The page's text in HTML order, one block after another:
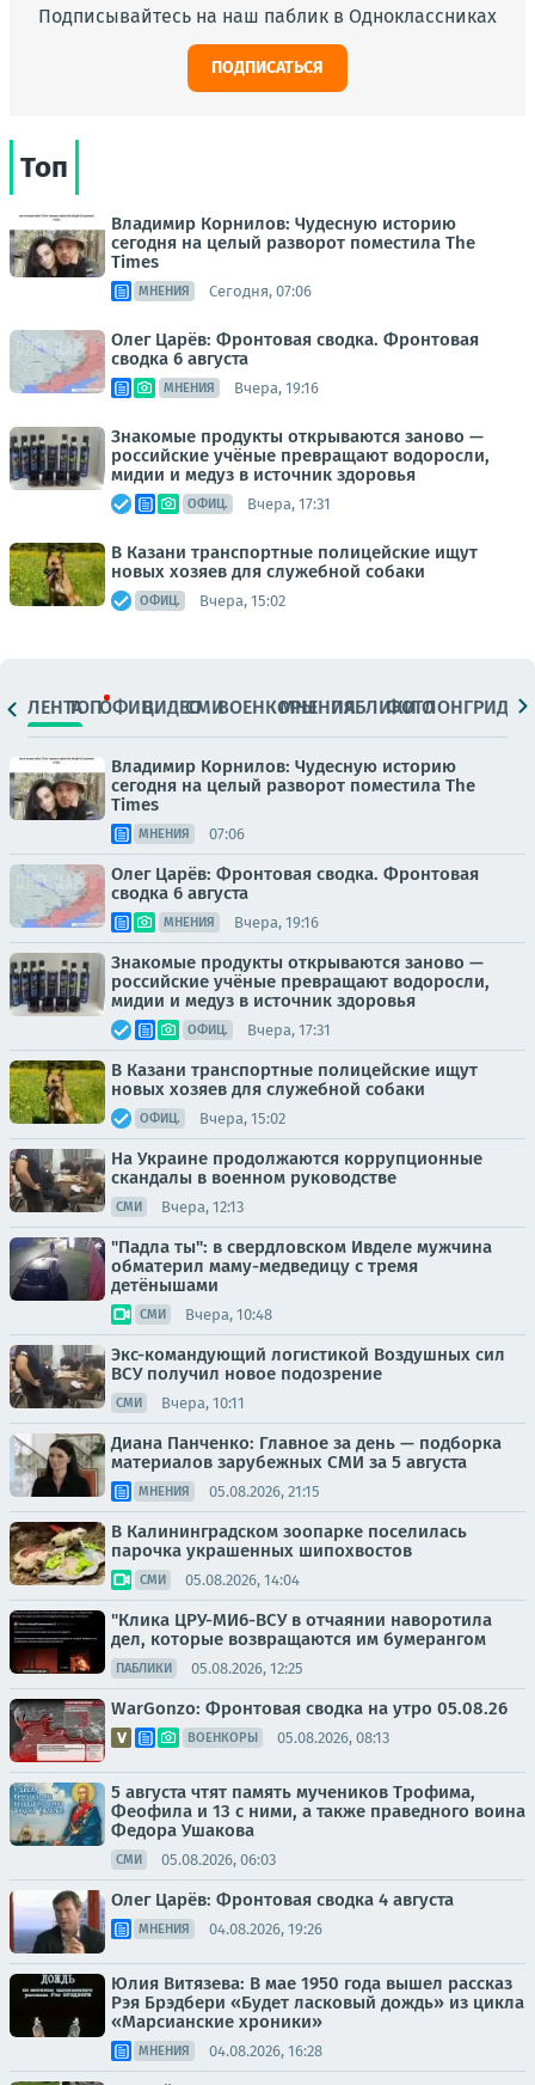
Подписывайтесь на наш паблик в Одноклассниках
ПОДПИСАТЬСЯ
Топ
Владимир Корнилов: Чудесную историю
сегодня на целый разворот поместила The
Times
МНЕНИЯ Сегодня, 07:06
Олег Царёв: Фронтовая сводка. Фронтовая
сводка 6 августа
МНЕНИЯ Вчера, 19:16
Знакомые продукты открываются заново —
российские учёные превращают водоросли,
мидии и медуз в источник здоровья
ОФИЦ. Вчера, 17:31
В Казани транспортные полицейские ищут
новых хозяев для служебной собаки
ОФИЦ. Вчера, 15:02
ЛЕНТАТОПОФИЦ.ВИДЕОСМИВОЕНКОРЫМНЕНИЯПАБЛИКИ
ФОТОЛОНГРИДЫ
Владимир Корнилов: Чудесную историю
сегодня на целый разворот поместила The
Times
МНЕНИЯ 07:06
Олег Царёв: Фронтовая сводка. Фронтовая
сводка 6 августа
МНЕНИЯ Вчера, 19:16
Знакомые продукты открываются заново —
российские учёные превращают водоросли,
мидии и медуз в источник здоровья
ОФИЦ. Вчера, 17:31
В Казани транспортные полицейские ищут
новых хозяев для служебной собаки
ОФИЦ. Вчера, 15:02
На Украине продолжаются коррупционные
скандалы в военном руководстве
СМИ Вчера, 12:13
"Падла ты": в свердловском Ивделе мужчина
обматерил маму-медведицу с тремя
детёнышами
СМИ Вчера, 10:48
Экс-командующий логистикой Воздушных сил
ВСУ получил новое подозрение
СМИ Вчера, 10:11
Диана Панченко: Главное за день — подборка
материалов зарубежных СМИ за 5 августа
МНЕНИЯ 05.08.2026, 21:15
В Калининградском зоопарке поселилась
парочка украшенных шипохвостов
СМИ 05.08.2026, 14:04
"Клика ЦРУ-МИ6-ВСУ в отчаянии наворотила
дел, которые возвращаются им бумерангом
ПАБЛИКИ 05.08.2026, 12:25
WarGonzo: Фронтовая сводка на утро 05.08.26
ВОЕНКОРЫ 05.08.2026, 08:13
5 августа чтят память мучеников Трофима,
Феофила и 13 с ними, а также праведного воина
Федора Ушакова
СМИ 05.08.2026, 06:03
Олег Царёв: Фронтовая сводка 4 августа
МНЕНИЯ 04.08.2026, 19:26
Юлия Витязева: В мае 1950 года вышел рассказ
Рэя Брэдбери «Будет ласковый дождь» из цикла
«Марсианские хроники»
МНЕНИЯ 04.08.2026, 16:28